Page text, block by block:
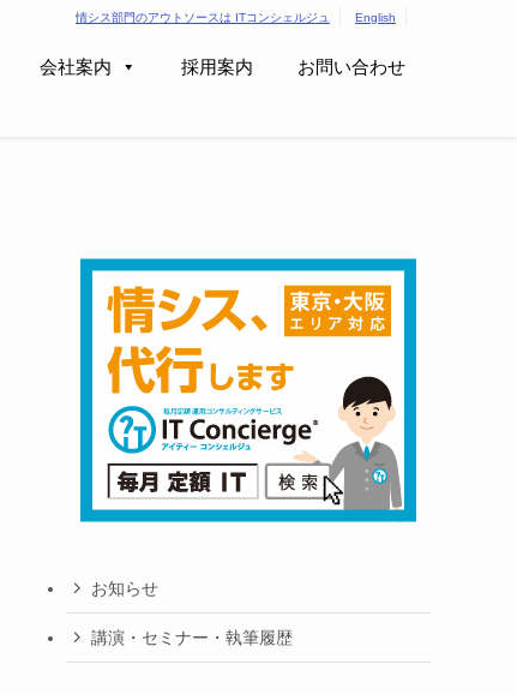
会社案内 採用案内 お問い合わせ
情シス部門のアウトソースは ITコンシェルジュ English
お知らせ
講演・セミナー・執筆履歴